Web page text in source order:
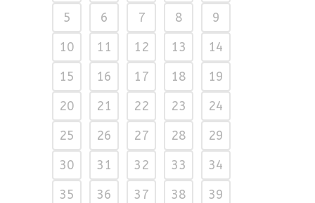
5
6 7 8
9
10
11 12 13
14
15
16 17 18
19
20
21 22 23
24
25
26 27 28
29
30
31 32 33
34
35
36 37 38
39